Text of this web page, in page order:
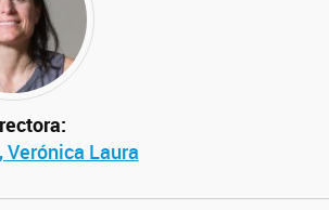
Verónica Laura